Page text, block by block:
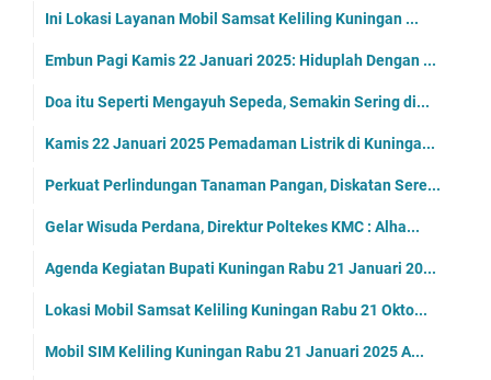
Ini Lokasi Layanan Mobil Samsat Keliling Kuningan ...
Embun Pagi Kamis 22 Januari 2025: Hiduplah Dengan ...
Doa itu Seperti Mengayuh Sepeda, Semakin Sering di...
Kamis 22 Januari 2025 Pemadaman Listrik di Kuninga...
Perkuat Perlindungan Tanaman Pangan, Diskatan Sere...
Gelar Wisuda Perdana, Direktur Poltekes KMC : Alha...
Agenda Kegiatan Bupati Kuningan Rabu 21 Januari 20...
Lokasi Mobil Samsat Keliling Kuningan Rabu 21 Okto...
Mobil SIM Keliling Kuningan Rabu 21 Januari 2025 A...